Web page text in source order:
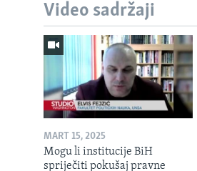
Video sadržaji
MART 15, 2025
Mogu li institucije BiH
spriječiti pokušaj pravne